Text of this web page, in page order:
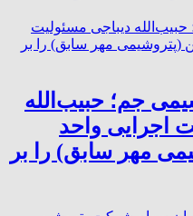
جم؛ حبیب‌الله
اجرایی واحد
مهر سابق) را بر